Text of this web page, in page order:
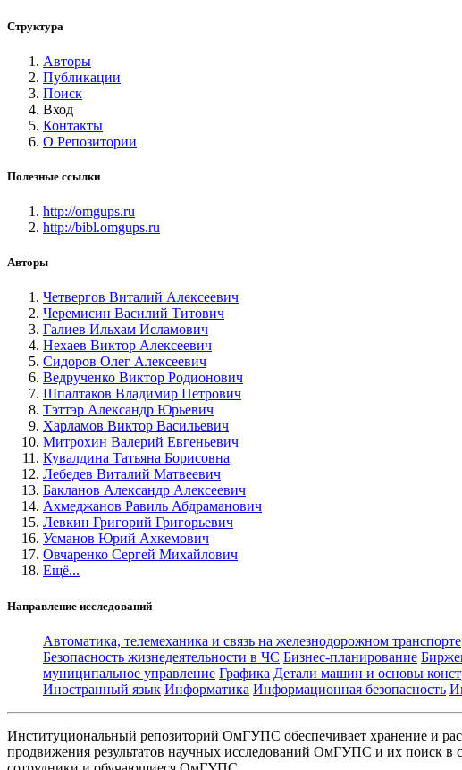
Структура
Авторы
Публикации
Поиск
Вход
Контакты
О Репозитории
Полезные ссылки
http://omgups.ru
http://bibl.omgups.ru
Авторы
Четвергов Виталий Алексеевич
Черемисин Василий Титович
Галиев Ильхам Исламович
Нехаев Виктор Алексеевич
Сидоров Олег Алексеевич
Ведрученко Виктор Родионович
Шпалтаков Владимир Петрович
Тэттэр Александр Юрьевич
Харламов Виктор Васильевич
Митрохин Валерий Евгеньевич
Кувалдина Татьяна Борисовна
Лебедев Виталий Матвеевич
Бакланов Александр Алексеевич
Ахмеджанов Равиль Абдраманович
Левкин Григорий Григорьевич
Усманов Юрий Ахкемович
Овчаренко Сергей Михайлович
Ещё...
Направление исследований
Автоматика, телемеханика и связь на железнодорожном транспорте
Безопасность жизнедеятельности в ЧС Бизнес-планирование
муниципальное управление Графика Детали машин и основы
Иностранный язык Информатика Информационная безопасность
Институциональный репозиторий ОмГУПС обеспечивает хранение и
продвижения результатов научных исследований ОмГУПС и их поиск в